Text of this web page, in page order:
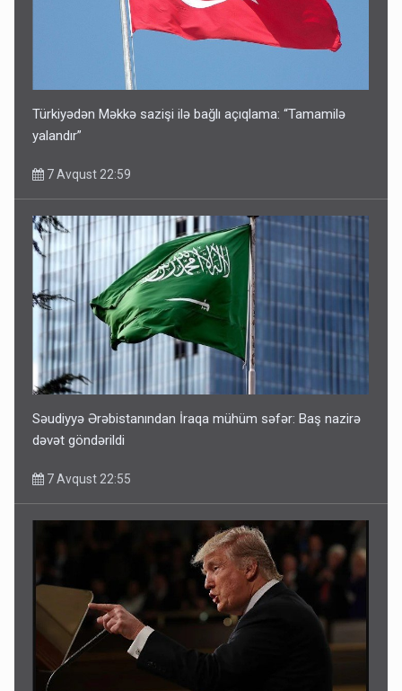
Türkiyədən Məkkə sazişi ilə bağlı açıqlama: “Tamamilə
yalandır”
7 Avqust 22:59
Səudiyyə Ərəbistanından İraqa mühüm səfər: Baş nazirə
dəvət göndərildi
7 Avqust 22:55